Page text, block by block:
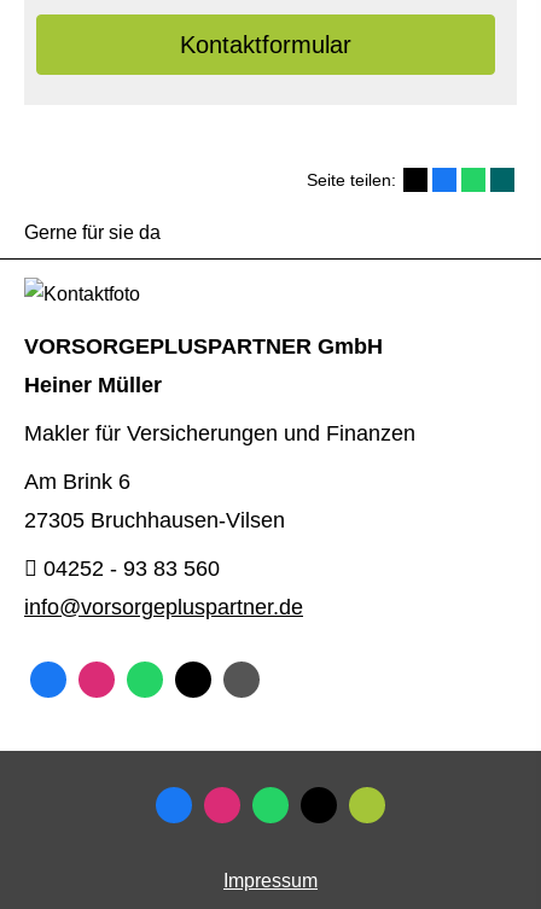
Kontaktformular
Seite teilen:
Gerne für sie da
VORSORGEPLUSPARTNER GmbH
Heiner Müller
Makler für Versicherungen und Finanzen
Am Brink 6
27305 Bruchhausen-Vilsen
04252 - 93 83 560
info@vorsorgepluspartner.de
Impressum